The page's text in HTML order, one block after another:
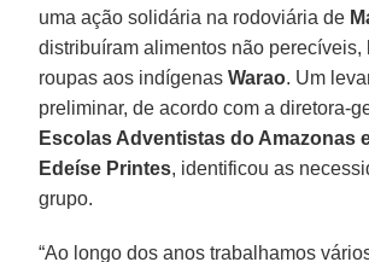
uma ação solidária na rodoviária de
distribuíram alimentos não perecíveis,
roupas aos indígenasWarao. Um
preliminar, de acordo com a diretora-
Escolas Adventistas do Amazonas
Edeíse Printes, identificou as
grupo.
“Ao longo dos anos trabalhamos